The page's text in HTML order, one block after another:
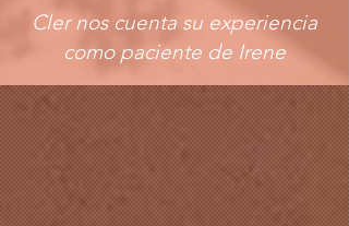
Cler nos cuenta su experiencia
como paciente de Irene